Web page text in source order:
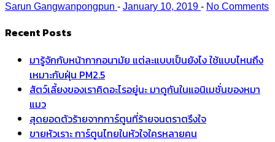
Sarun Gangwanpongpun - January 10, 2019 - No Comments
Recent Posts
มารู้จักกับหน้ากากอนามัย แต่ละแบบเป็นยังไง ใช้แบบไหนถึง
เหมาะกับฝุ่น PM2.5
สัตว์เลี้ยงของเราคิดอะไรอยู่นะ มาดูกันในแอนิเมชั่นของหมา
แมว
สุดยอดตัวร้ายจากการ์ตูนที่ร้ายจนตราตรึงใจ
ขายหัวเราะ การ์ตูนไทยในหัวใจใครหลายคน